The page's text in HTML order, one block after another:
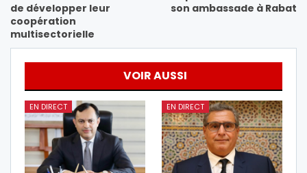
de développer leur
coopération
multisectorielle
son ambassade à Rabat
VOIR AUSSI
EN DIRECT EN DIRECT